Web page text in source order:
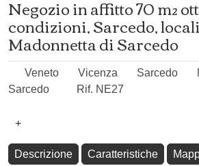
Negozio in affitto 70 m²
condizioni, Sarcedo,
Madonnetta di Sarcedo
Veneto Vicenza Sarcedo
Sarcedo
Rif. NE27
+
Descrizione Caratteristiche